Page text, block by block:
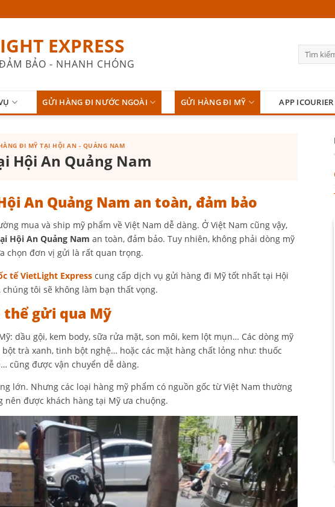
EXPRESS
BẢO - NHANH CHÓNG
GỬI HÀNG ĐI NƯỚC NGOÀI GỬI HÀNG ĐI MỸ APP
ĐI MỸ TẠI HỘI AN - QUẢNG NAM
Hội An Quảng Nam
An Quảng Nam an toàn, đảm bảo
mua và ship mỹ phẩm về Việt Nam dễ dàng. Ở Việt Nam cũng vậy,
Hội An Quảng Nam an toàn, đảm bảo. Tuy nhiên, không phải dòng mỹ
chọn đơn vị gửi là rất quan trọng.
tế VietLight Express cung cấp dịch vụ gửi hàng đi Mỹ tốt nhất tại Hội
tôi sẽ không làm bạn thất vọng.
thể gửi qua Mỹ
dầu gội, kem body, sữa rửa mặt, son môi, kem lột mụn… Các dòng mỹ
trà xanh, tinh bột nghệ… hoặc các mặt hàng chất lỏng như: thuốc
cũng được vận chuyển dễ dàng.
lớn. Nhưng các loại hàng mỹ phẩm có nguồn gốc từ Việt Nam thường
được khách hàng tại Mỹ ưa chuộng.